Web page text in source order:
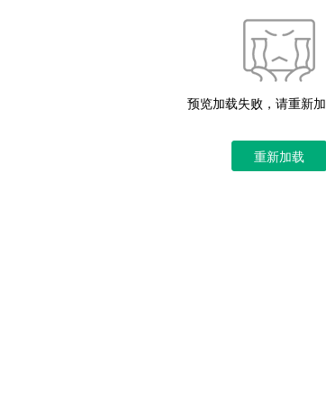
预览加载失败，请重新
重新加载